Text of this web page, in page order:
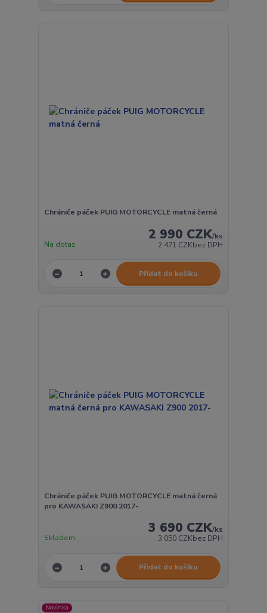
Chrániče páček PUIG MOTORCYCLE matná černá
2 990 CZK/ks
2 471 CZKbez DPH
Na dotaz
Přidat do košíku
Chrániče páček PUIG MOTORCYCLE matná černá
pro KAWASAKI Z900 2017-
3 690 CZK/ks
3 050 CZKbez DPH
Skladem
Přidat do košíku
Novinka